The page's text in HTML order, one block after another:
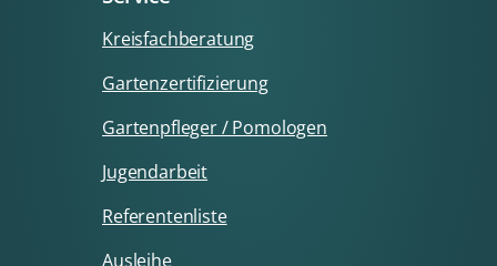
Kreisfachberatung
Gartenzertifizierung
Gartenpfleger / Pomologen
Jugendarbeit
Referentenliste
Ausleihe